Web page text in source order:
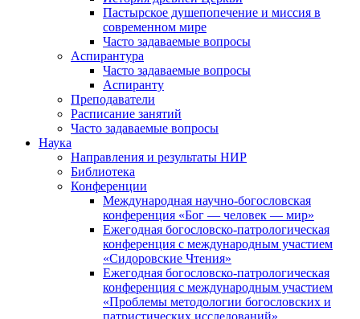
Пастырское душепопечение и миссия в
современном мире
Часто задаваемые вопросы
Аспирантура
Часто задаваемые вопросы
Аспиранту
Преподаватели
Расписание занятий
Часто задаваемые вопросы
Наука
Направления и результаты НИР
Библиотека
Конференции
Международная научно-богословская
конференция «Бог — человек — мир»
Ежегодная богословско-патрологическая
конференция с международным участием
«Сидоровские Чтения»
Ежегодная богословско-патрологическая
конференция с международным участием
«Проблемы методологии богословских и
патристических исследований»